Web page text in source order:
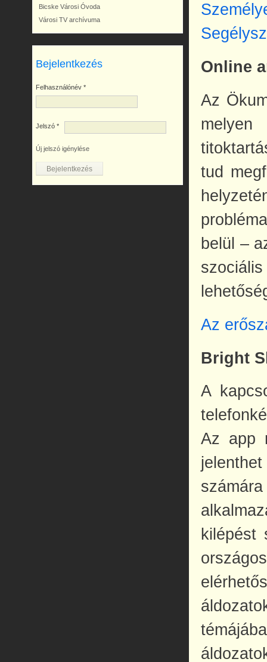
Bicske Városi Óvoda
Városi TV archívuma
Bejelentkezés
Felhasználónév *
Jelszó *
Új jelszó igénylése
Online
Az
melyen
tud
belül –
Az
Bright
A
Az app
kilépést